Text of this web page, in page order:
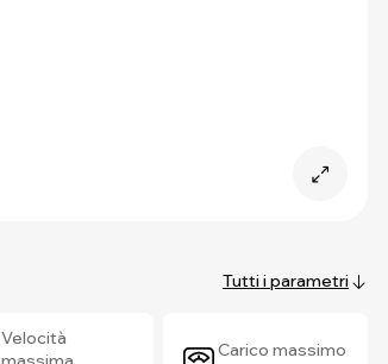
Tutti i parametri
Velocità
Carico massimo